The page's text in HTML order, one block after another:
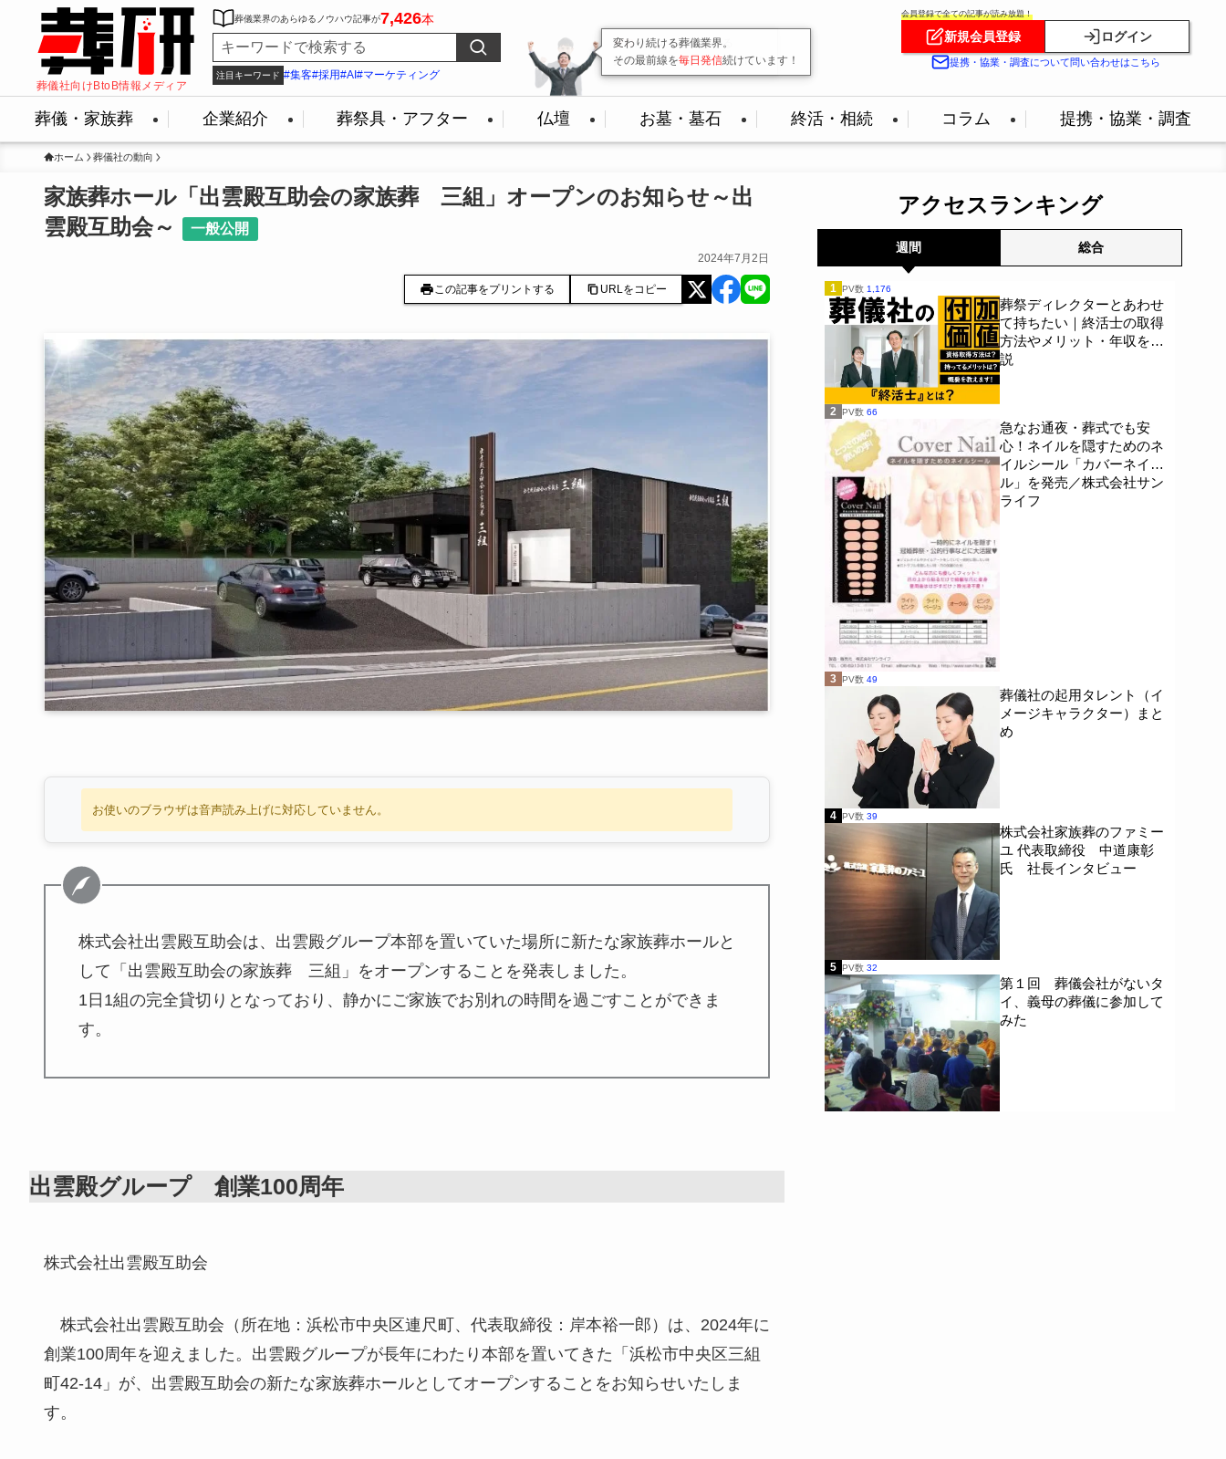
葬儀社向けBtoB情報メディア
葬儀業界のあらゆるノウハウ記事が7,426本
注目キーワード #集客#採用#AI #マーケティング
変わり続ける葬儀業界。
その最前線を毎日発信続けています！
会員登録で全ての記事が読み放題！
新規会員登録 ログイン
提携・協業・調査について問い合わせはこちら
葬儀・家族葬 企業紹介 葬祭具・アフター 仏壇 お墓・墓石 終活・相続 コラム 提携・協業・調査
ホーム 葬儀社の動向
家族葬ホール「出雲殿互助会の家族葬 三組」オープンのお知らせ～出
雲殿互助会～
一般公開
2024年7月2日
この記事をプリントする URLをコピー
お使いのブラウザは音声読み上げに対応していません。
株式会社出雲殿互助会は、出雲殿グループ本部を置いていた場所に新たな家族葬ホールと
して「出雲殿互助会の家族葬 三組」をオープンすることを発表しました。
1日1組の完全貸切りとなっており、静かにご家族でお別れの時間を過ごすことができま
す。
出雲殿グループ 創業100周年
株式会社出雲殿互助会
株式会社出雲殿互助会（所在地：浜松市中央区連尺町、代表取締役：岸本裕一郎）は、2024年に
創業100周年を迎えました。出雲殿グループが長年にわたり本部を置いてきた「浜松市中央区三組
町42-14」が、出雲殿互助会の新たな家族葬ホールとしてオープンすることをお知らせいたしま
す。
アクセスランキング
週間 総合
1 PV数 1,176
葬祭ディレクターとあわせ
て持ちたい｜終活士の取得
方法やメリット・年収を解
説
2 PV数 66
急なお通夜・葬式でも安
心！ネイルを隠すためのネ
イルシール「カバーネイ
ル」を発売／株式会社サン
ライフ
3 PV数 49
葬儀社の起用タレント（イ
メージキャラクター）まと
め
4 PV数 39
株式会社家族葬のファミー
ユ 代表取締役 中道康彰
氏 社長インタビュー
5 PV数 32
第１回 葬儀会社がないタ
イ、義母の葬儀に参加して
みた